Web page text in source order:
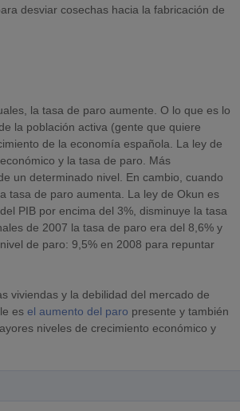
desviar cosechas hacia la fabricación de
la tasa de paro aumente. O lo que es lo
la población activa (gente que quiere
de la economía española. La ley de
y la tasa de paro. Más
un determinado nivel. En cambio, cuando
tasa de paro aumenta. La ley de Okun es
PIB por encima del 3%, disminuye la tasa
de 2007 la tasa de paro era del 8,6% y
de paro: 9,5% en 2008 para repuntar
viviendas y la debilidad del mercado de
esel aumento del paro presente y también
niveles de crecimiento económico y